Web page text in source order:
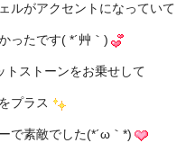
ルがアクセントになっていて
ったです( *´艸｀)
トストーンをお乗せして
プラス
で素敵でした(*´ω｀*)